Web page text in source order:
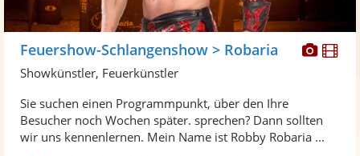
Feuershow-Schlangenshow > Robaria
Showkünstler, Feuerkünstler
Sie suchen einen Programmpunkt, über den Ihre
Besucher noch Wochen später. sprechen? Dann sollten
wir uns kennenlernen. Mein Name ist Robby Robaria ...